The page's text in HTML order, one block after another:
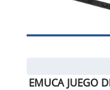
EMUCA JUEGO